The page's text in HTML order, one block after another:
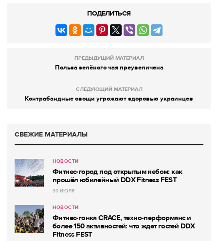
ПОДЕЛИТЬСЯ
ПРЕДЫДУЩИЙ МАТЕРИАЛ
Польза зелёного чая преувеличена
СЛЕДУЮЩИЙ МАТЕРИАЛ
Контрабандные овощи угрожают здоровью украинцев
СВЕЖИЕ МАТЕРИАЛЫ
НОВОСТИ
Фитнес-город под открытым небом: как
прошёл юбилейный DDX Fitness FEST
30 ИЮЛЯ
НОВОСТИ
Фитнес-гонка CRACE, техно-перформанс и
более 150 активностей: что ждет гостей DDX
Fitness FEST